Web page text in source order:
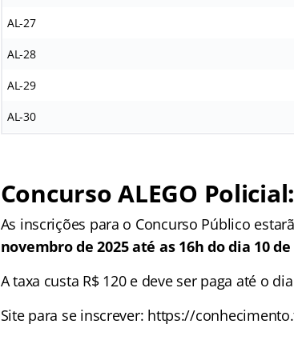
AL-27
AL-28
AL-29
AL-30
Concurso ALEGO
As inscrições para o Concurso Público
novembro de 2025 até as 16h do dia 10
A taxa custa R$ 120 e deve ser paga até o
Site para se inscrever: https://